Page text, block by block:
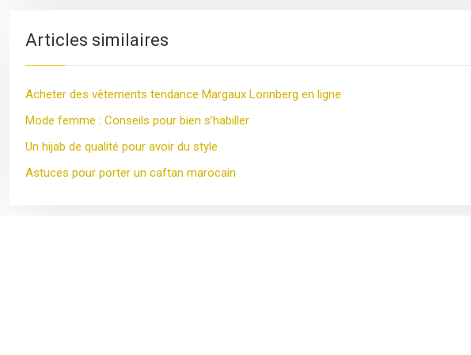
Articles similaires
Acheter des vêtements tendance Margaux Lonnberg en ligne
Mode femme : Conseils pour bien s’habiller
Un hijab de qualité pour avoir du style
Astuces pour porter un caftan marocain